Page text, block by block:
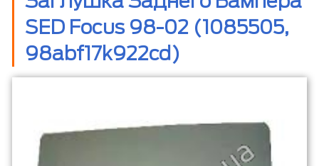
SED Focus 98-02 (1085505,
98abf17k922cd)